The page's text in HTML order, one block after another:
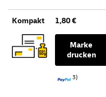
Kompakt 1,80 €
Marke
drucken
3)